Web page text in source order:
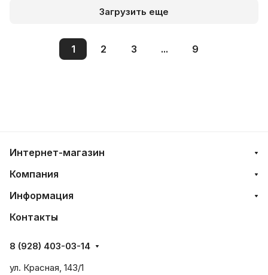
Загрузить еще
1 2 3 ... 9
Интернет-магазин
Компания
Информация
Контакты
8 (928) 403-03-14
ул. Красная, 143/1